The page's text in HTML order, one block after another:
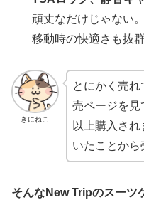
頑丈なだけじゃない
移動時の快適さも抜
きにねこ
とにかく売
売ページを見
以上購入さ
いたことから
そんなNew Tripのスーツ